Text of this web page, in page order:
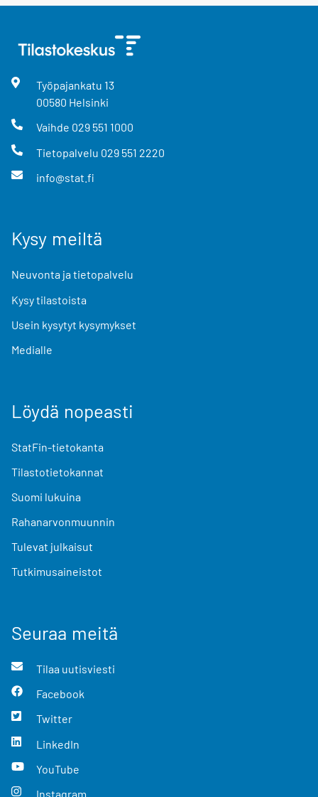
Työpajankatu 13
00580 Helsinki
Vaihde 029 551 1000
Tietopalvelu 029 551 2220
info@stat.fi
Kysy meiltä
Neuvonta ja tietopalvelu
Kysy tilastoista
Usein kysytyt kysymykset
Medialle
Löydä nopeasti
StatFin-tietokanta
Tilastotietokannat
Suomi lukuina
Rahanarvonmuunnin
Tulevat julkaisut
Tutkimusaineistot
Seuraa meitä
Tilaa uutisviesti
Facebook
Twitter
LinkedIn
YouTube
Instagram